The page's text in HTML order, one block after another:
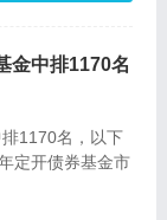
金中排1170名
1170名，以下
定开债券基金市